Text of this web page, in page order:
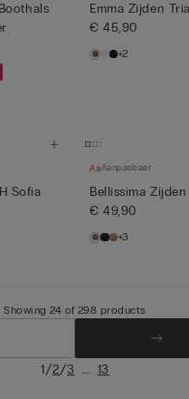
Emma Zijden
€ 45,90
+2
Sofia
Aanpasbaar
Bellissima
€ 49,90
+3
Showing 24 of 298 products
1/2/3 ... 13